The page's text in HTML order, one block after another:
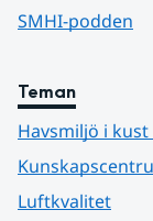
SMHI-podden
Teman
Havsmiljö i
Luftkvalitet